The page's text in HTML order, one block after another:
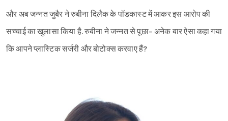
और अब जन्नत जुबैर ने रुबीना दिलैक के पॉडकास्ट में आकर इस आरोप की
सच्चाई का खुलासा किया है. रुबीना ने जन्नत से पूछा- अनेक बार ऐसा कहा गया
कि आपने प्लास्टिक सर्जरी और बोटोक्स करवाए हैं?